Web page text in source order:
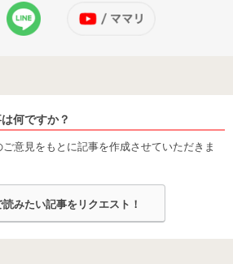
何ですか？
意見をもとに記事を作成させていただきま
みたい記事をリクエスト！